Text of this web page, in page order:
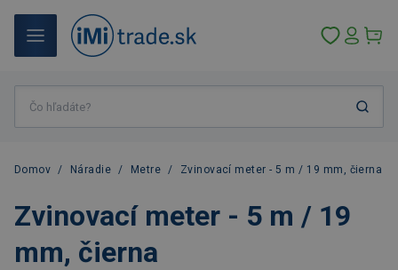
Domov / Náradie / Metre / Zvinovací meter - 5 m / 19 mm, čierna
Zvinovací meter - 5 m / 19
mm, čierna